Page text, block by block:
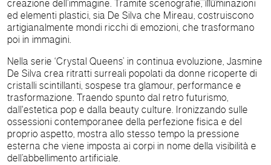
creazione dell’immagine. Tramite scenografie, illuminazioni
ed elementi plastici, sia De Silva che Mireau, costruiscono
artigianalmente mondi ricchi di emozioni, che trasformano
poi in immagini.
Nella serie ‘Crystal Queens’ in continua evoluzione, Jasmine
De Silva crea ritratti surreali popolati da donne ricoperte di
cristalli scintillanti, sospese tra glamour, performance e
trasformazione. Traendo spunto dal retro futurismo,
dall'estetica pop e dalla beauty culture. Ironizzando sulle
ossessioni contemporanee della perfezione fisica e del
proprio aspetto, mostra allo stesso tempo la pressione
esterna che viene imposta ai corpi in nome della visibilità e
dell’abbellimento artificiale.